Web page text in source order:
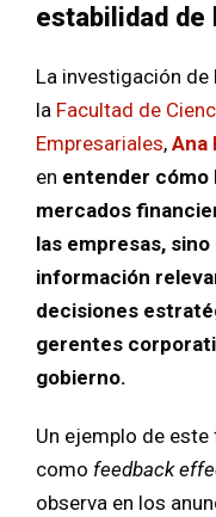
estabilidad de
La investigación
la Facultad de
Empresariales, Ana
en entender cómo
mercados
las empresas,
información
decisiones
gerentes
gobierno.
Un ejemplo de
como feedback
observa en los